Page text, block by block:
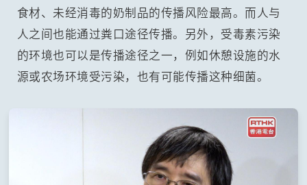
食材、未经消毒的奶制品的传播风险最高。而人与
人之间也能通过粪口途径传播。另外，受毒素污染
的环境也可以是传播途径之一，例如休憩设施的水
源或农场环境受污染，也有可能传播这种细菌。